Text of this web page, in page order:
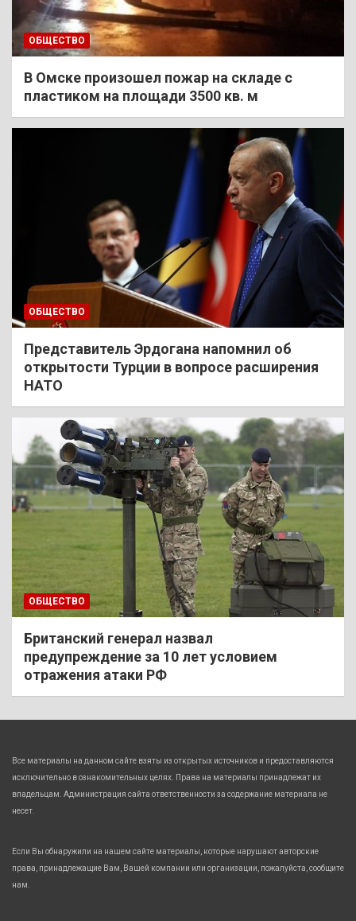
ОБЩЕСТВО
В Омске произошел пожар на складе с
пластиком на площади 3500 кв. м
ОБЩЕСТВО
Представитель Эрдогана напомнил об
открытости Турции в вопросе расширения
НАТО
ОБЩЕСТВО
Британский генерал назвал
предупреждение за 10 лет условием
отражения атаки РФ
Все материалы на данном сайте взяты из открытых источников и предоставляются
исключительно в ознакомительных целях. Права на материалы принадлежат их
владельцам. Администрация сайта ответственности за содержание материала не
несет.
Если Вы обнаружили на нашем сайте материалы, которые нарушают авторские
права, принадлежащие Вам, Вашей компании или организации, пожалуйста, сообщите
нам.